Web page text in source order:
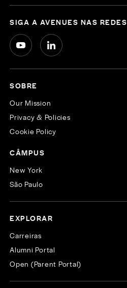
SIGA A AVENUES NAS REDES
SOBRE
Our Mission
Privacy & Policies
Cookie Policy
CÂMPUS
New York
São Paulo
EXPLORAR
Carreiras
Alumni Portal
Open (Parent Portal)